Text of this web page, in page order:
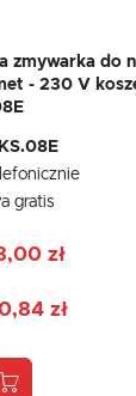
zmywarka do
- 230 V
gratis
zł
zł